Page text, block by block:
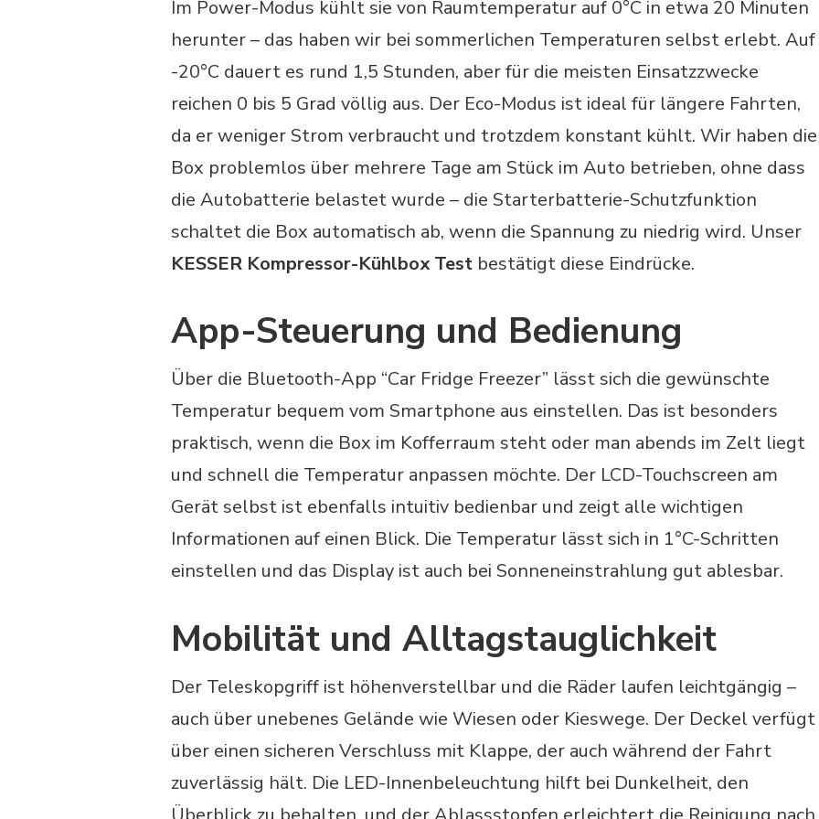
Im Power-Modus kühlt sie von Raumtemperatur auf 0°C in etwa 20 Minuten
herunter – das haben wir bei sommerlichen Temperaturen selbst erlebt. Auf
-20°C dauert es rund 1,5 Stunden, aber für die meisten Einsatzzwecke
reichen 0 bis 5 Grad völlig aus. Der Eco-Modus ist ideal für längere Fahrten,
da er weniger Strom verbraucht und trotzdem konstant kühlt. Wir haben die
Box problemlos über mehrere Tage am Stück im Auto betrieben, ohne dass
die Autobatterie belastet wurde – die Starterbatterie-Schutzfunktion
schaltet die Box automatisch ab, wenn die Spannung zu niedrig wird. Unser
KESSER Kompressor-Kühlbox Test bestätigt diese Eindrücke.
App-Steuerung und Bedienung
Über die Bluetooth-App “Car Fridge Freezer” lässt sich die gewünschte
Temperatur bequem vom Smartphone aus einstellen. Das ist besonders
praktisch, wenn die Box im Kofferraum steht oder man abends im Zelt liegt
und schnell die Temperatur anpassen möchte. Der LCD-Touchscreen am
Gerät selbst ist ebenfalls intuitiv bedienbar und zeigt alle wichtigen
Informationen auf einen Blick. Die Temperatur lässt sich in 1°C-Schritten
einstellen und das Display ist auch bei Sonneneinstrahlung gut ablesbar.
Mobilität und Alltagstauglichkeit
Der Teleskopgriff ist höhenverstellbar und die Räder laufen leichtgängig –
auch über unebenes Gelände wie Wiesen oder Kieswege. Der Deckel verfügt
über einen sicheren Verschluss mit Klappe, der auch während der Fahrt
zuverlässig hält. Die LED-Innenbeleuchtung hilft bei Dunkelheit, den